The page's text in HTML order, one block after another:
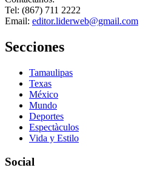
Tel: (867) 711 2222
Email: editor.liderweb@gmail.com
Secciones
Tamaulipas
Texas
México
Mundo
Deportes
Espectàculos
Vida y Estilo
Social